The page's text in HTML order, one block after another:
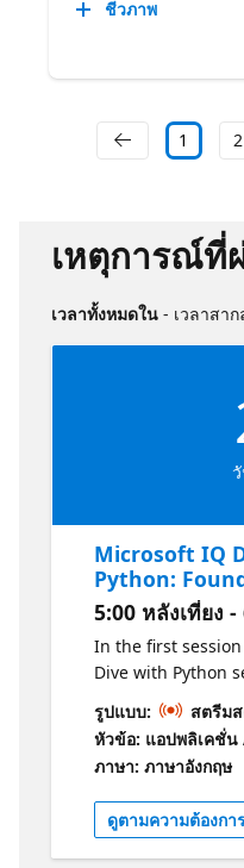
ชีวภาพ
1 2
เหตุการณ์ที่
เวลาทั้งหมดใน - เวลาสา
Microsoft IQ
Python:
5:00 หลังเที่ยง -
In the first
Dive with Python
with an
family: Foundry
Web IQ. We’ll
Foundry IQ (Azure
it helps agents
curated
context. We'll
รูปแบบ:
สตรีม
หัวข้อ: แอปพลิเคชั่น
ภาษา: ภาษาอังกฤษ
ดูตามความต้องกา